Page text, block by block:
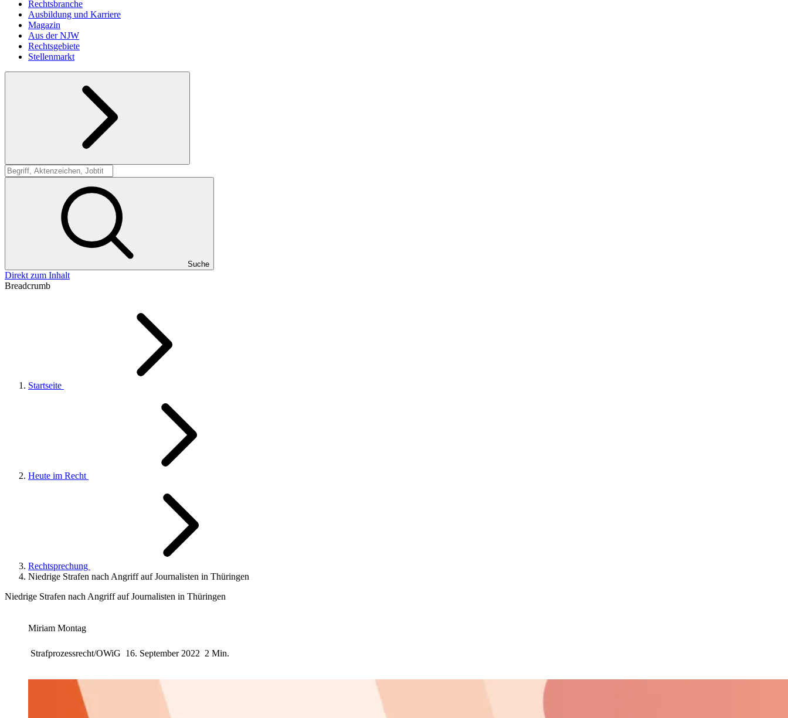
Rechtsbranche
Ausbildung und Karriere
Magazin
Aus der NJW
Rechtsgebiete
Stellenmarkt
Suche
Suche
Direkt zum Inhalt
Breadcrumb
Startseite
Heute im Recht
Rechtsprechung
Niedrige Strafen nach Angriff auf Journalisten in Thüringen
Niedrige Strafen nach Angriff auf Journalisten in Thüringen
Miriam Montag
Strafprozessrecht/OWiG 16. September 2022 2 Min.